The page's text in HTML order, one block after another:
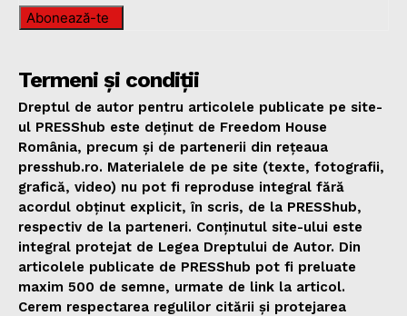
Abonează-te
Termeni și condiții
Dreptul de autor pentru articolele publicate pe site-
ul PRESShub este deținut de Freedom House
România, precum și de partenerii din rețeaua
presshub.ro. Materialele de pe site (texte, fotografii,
grafică, video) nu pot fi reproduse integral fără
acordul obținut explicit, în scris, de la PRESShub,
respectiv de la parteneri. Conținutul site-ului este
integral protejat de Legea Dreptului de Autor. Din
articolele publicate de PRESShub pot fi preluate
maxim 500 de semne, urmate de link la articol.
Cerem respectarea regulilor citării și protejarea